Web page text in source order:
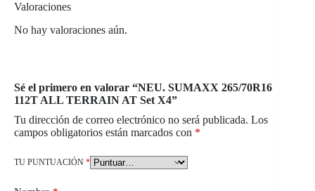
Valoraciones
No hay valoraciones aún.
Sé el primero en valorar “NEU. SUMAXX 265/70R16
112T ALL TERRAIN AT Set X4”
Tu dirección de correo electrónico no será publicada. Los
campos obligatorios están marcados con *
TU PUNTUACIÓN *